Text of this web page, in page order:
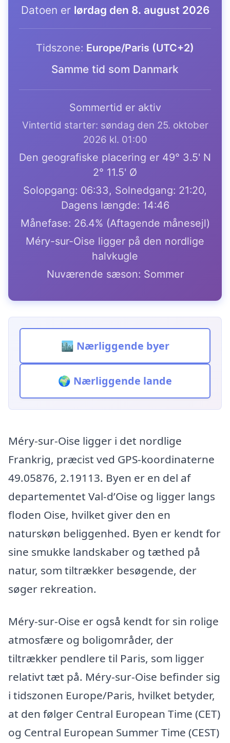
Datoen er lørdag den 8. august 2026
Tidszone: Europe/Paris (UTC+2)
Samme tid som Danmark
Sommertid er aktiv
Vintertid starter: søndag den 25. oktober
2026 kl. 01:00
Den geografiske placering er 49° 3.5' N
2° 11.5' Ø
Solopgang: 06:33, Solnedgang: 21:20,
Dagens længde: 14:46
Månefase: 26.4% (Aftagende månesejl)
Méry-sur-Oise ligger på den nordlige
halvkugle
Nuværende sæson: Sommer
🏙️ Nærliggende byer
🌍 Nærliggende lande
Méry-sur-Oise ligger i det nordlige
Frankrig, præcist ved GPS-koordinaterne
49.05876, 2.19113. Byen er en del af
departementet Val-d’Oise og ligger langs
floden Oise, hvilket giver den en
naturskøn beliggenhed. Byen er kendt for
sine smukke landskaber og tæthed på
natur, som tiltrækker besøgende, der
søger rekreation.
Méry-sur-Oise er også kendt for sin rolige
atmosfære og boligområder, der
tiltrækker pendlere til Paris, som ligger
relativt tæt på. Méry-sur-Oise befinder sig
i tidszonen Europe/Paris, hvilket betyder,
at den følger Central European Time (CET)
og Central European Summer Time (CEST)